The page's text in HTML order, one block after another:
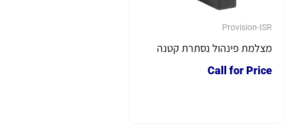
Provision-ISR
מצלמת פינהול נסתרת קטנה
Call for Price